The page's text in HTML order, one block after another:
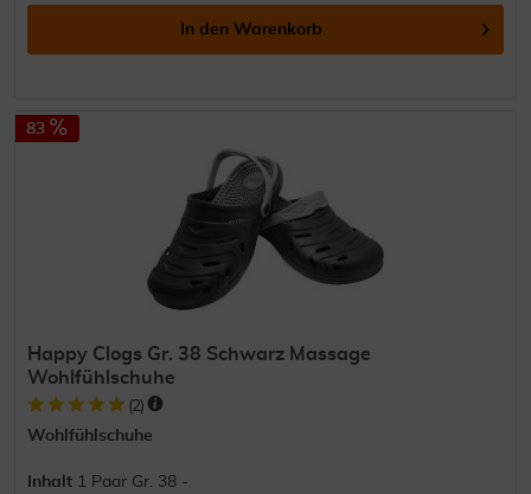
In den Warenkorb
83
Happy Clogs Gr. 38 Schwarz Massage
Wohlfühlschuhe
(2)
Wohlfühlschuhe
Inhalt 1 Paar Gr. 38 -